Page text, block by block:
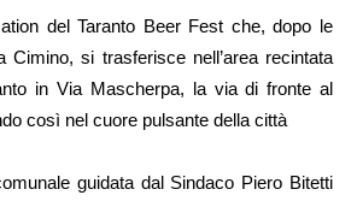
del Taranto Beer Fest che, dopo le
Cimino, si trasferisce nell’area recintata
in Via Mascherpa, la via di fronte al
così nel cuore pulsante della città
guidata dal Sindaco Piero Bitetti